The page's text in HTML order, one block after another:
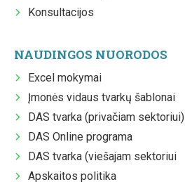
Konsultacijos
NAUDINGOS NUORODOS
Excel mokymai
Įmonės vidaus tvarkų šablonai
DAS tvarka (privačiam sektoriui)
DAS Online programa
DAS tvarka (viešajam sektoriui
Apskaitos politika